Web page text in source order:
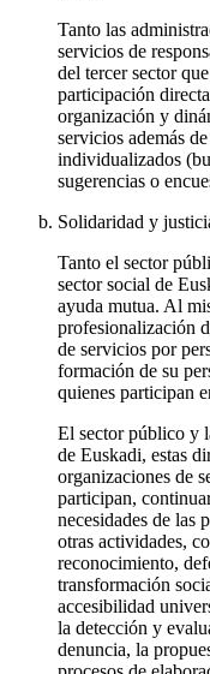
Tanto las
servicios de
del tercer sector
participación
organización y
servicios además
individualizados
sugerencias o
Solidaridad y
Tanto el sector
sector social de
ayuda mutua. Al
profesionalización
de servicios por
formación de su
quienes participan
El sector público y
de Euskadi, estas
organizaciones de
participan,
necesidades de las
otras actividades,
reconocimiento,
transformación
accesibilidad
la detección y
denuncia, la